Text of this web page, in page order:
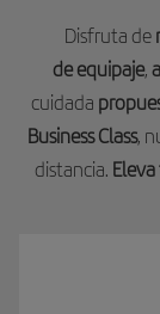
Disfruta de
de equipaje,
cuidada
Business Class,
distancia.